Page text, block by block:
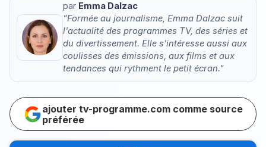
par Emma Dalzac
"Formée au journalisme, Emma Dalzac suit
l'actualité des programmes TV, des séries et
du divertissement. Elle s'intéresse aussi aux
coulisses des émissions, aux films et aux
tendances qui rythment le petit écran."
ajouter tv-programme.com comme source
préférée